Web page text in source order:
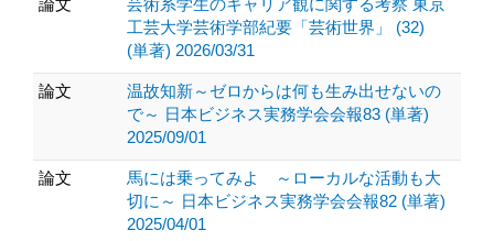
論文
芸術系学生のキャリア観に関する考察 東京
工芸大学芸術学部紀要「芸術世界」 (32)
(単著) 2026/03/31
論文
温故知新～ゼロからは何も生み出せないの
で～ 日本ビジネス実務学会会報83 (単著)
2025/09/01
論文
馬には乗ってみよ ～ローカルな活動も大
切に～ 日本ビジネス実務学会会報82 (単著)
2025/04/01